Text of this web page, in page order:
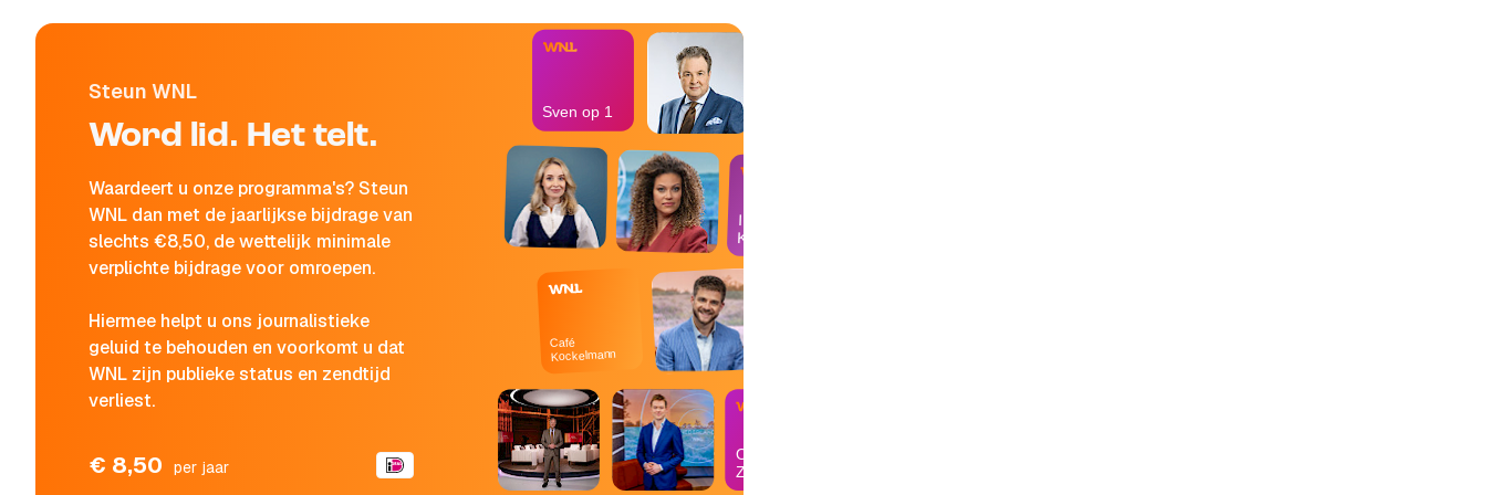
Steun WNL
Word lid. Het telt.
Waardeert u onze programma's? Steun
WNL dan met de jaarlijkse bijdrage van
slechts €8,50, de wettelijk minimale
verplichte bijdrage voor omroepen.
Hiermee helpt u ons journalistieke
geluid te behouden en voorkomt u dat
WNL zijn publieke status en zendtijd
verliest.
€ 8,50 per jaar
Op
Zondag
Café
Kockelmann
In de
Kantine
Sven op 1